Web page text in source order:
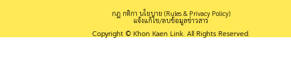
กฎ กติกา นโยบาย (Rules & Privacy Policy)
แจ้งแก้ไข/ลบข้อมูลข่าวสาร
Copyright © Khon Kaen Link. All Rights Reserved.